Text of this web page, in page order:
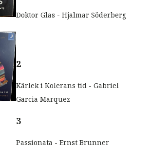
Doktor Glas - Hjalmar Söderberg
2
Kärlek i Kolerans tid - Gabriel
Garcia Marquez
3
Passionata - Ernst Brunner